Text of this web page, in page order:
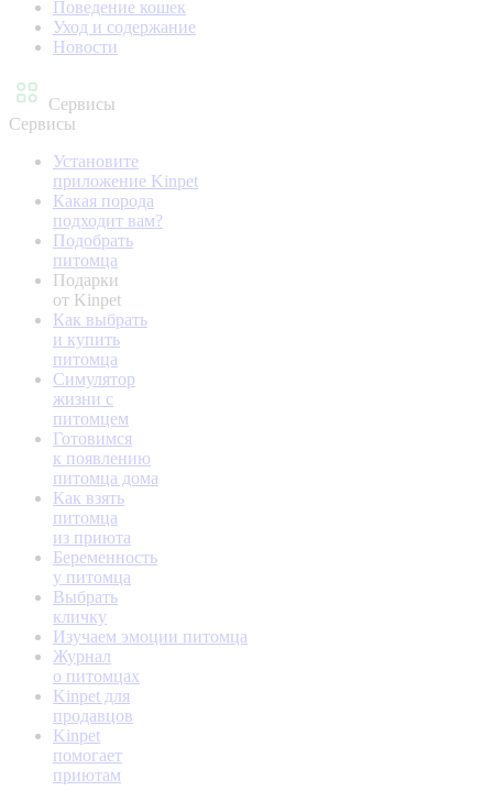
Поведение кошек
Уход и содержание
Новости
Сервисы
Сервисы
Установите
приложение Kinpet
Какая порода
подходит вам?
Подобрать
питомца
Подарки
от Kinpet
Как выбрать
и купить
питомца
Симулятор
жизни с
питомцем
Готовимся
к появлению
питомца дома
Как взять
питомца
из приюта
Беременность
у питомца
Выбрать
кличку
Изучаем эмоции питомца
Журнал
о питомцах
Kinpet для
продавцов
Kinpet
помогает
приютам